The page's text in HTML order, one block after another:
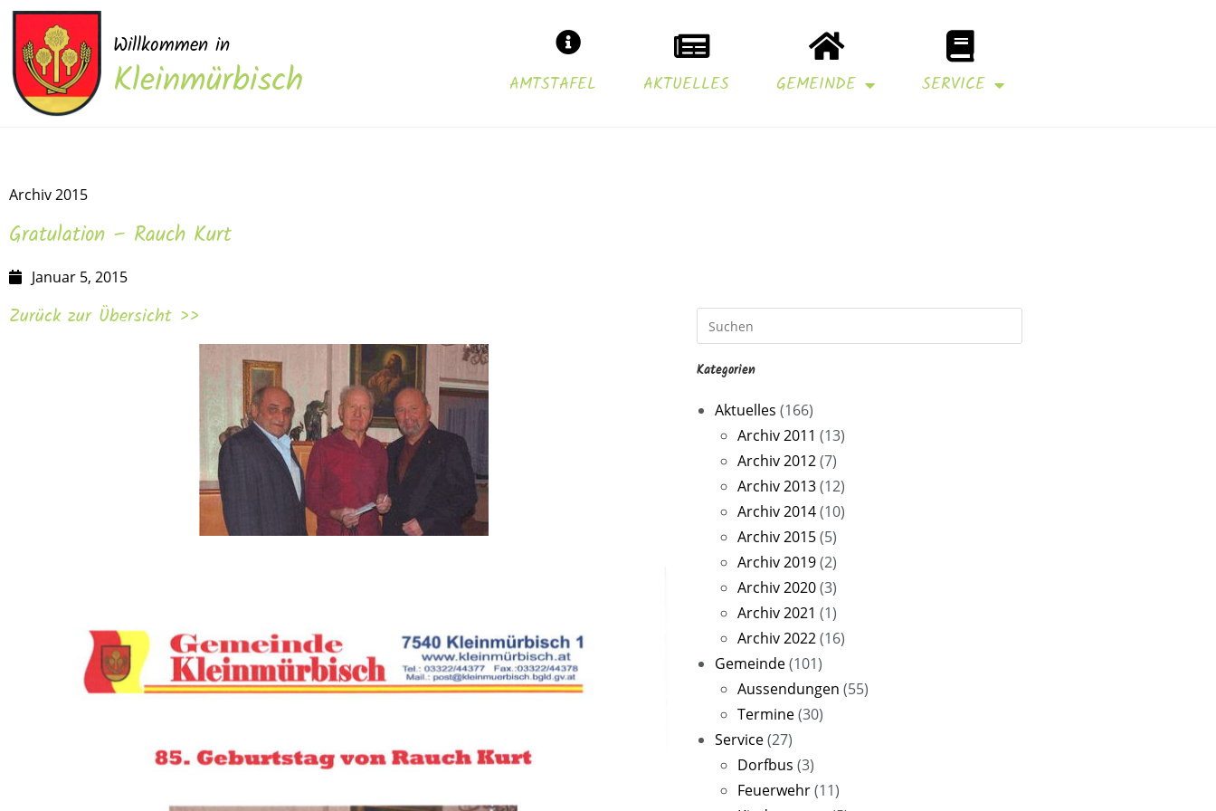
Willkommen in
Kleinmürbisch AMTSTAFEL AKTUELLES GEMEINDE SERVICE
Archiv 2015
Gratulation – Rauch Kurt
Januar 5, 2015
Zurück zur Übersicht >>
Kategorien
Aktuelles (166)
Archiv 2011 (13)
Archiv 2012(7)
Archiv 2013(12)
Archiv 2014(10)
Archiv 2015(5)
Archiv 2019(2)
Archiv 2020(3)
Archiv 2021 (1)
Archiv 2022(16)
Gemeinde(101)
Aussendungen (55)
Termine(30)
Service(27)
Dorfbus (3)
Feuerwehr(11)